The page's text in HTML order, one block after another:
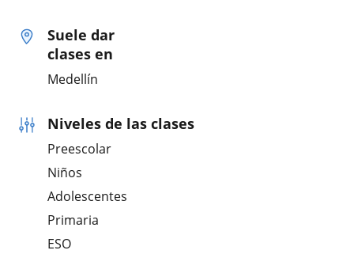
Suele dar
clases en
Medellín
Niveles de las clases
Preescolar
Niños
Adolescentes
Primaria
ESO